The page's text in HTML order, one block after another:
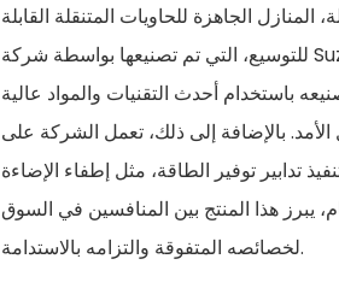
الجاهزة للحاويات المتنقلة القابلة
للتوسيع، التي تم تصنيعها بواسطة شركة Suzhou Daxiang Container House Co، ltd،
باستخدام أحدث التقنيات والمواد عالية
بالإضافة إلى ذلك، تعمل الشركة على
تدابير توفير الطاقة، مثل إطفاء الإضاءة
يبرز هذا المنتج بين المنافسين في السوق
لخصائصه المتفوقة والتزامه بالاستدامة.